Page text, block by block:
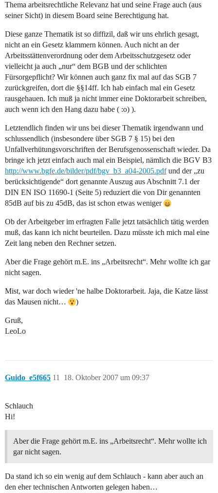
Thema arbeitsrechtliche Relevanz hat und seine Frage auch (aus
seiner Sicht) in diesem Board seine Berechtigung hat.
Diese ganze Thematik ist so diffizil, daß wir uns ehrlich gesagt,
nicht an ein Gesetz klammern können. Auch nicht an der
Arbeitsstättenverordnung oder dem Arbeitsschutzgesetz oder
vielleicht ja auch „nur“ dem BGB und der schlichten
Fürsorgepflicht? Wir können auch ganz fix mal auf das SGB 7
zurückgreifen, dort die §§14ff. Ich hab einfach mal ein Gesetz
rausgehauen. Ich muß ja nicht immer eine Doktorarbeit schreiben,
auch wenn ich den Hang dazu habe ( :o) ).
Letztendlich finden wir uns bei dieser Thematik irgendwann und
schlussendlich (insbesondere über SGB 7 § 15) bei den
Unfallverhütungsvorschriften der Berufsgenossenschaft wieder. Da
bringe ich jetzt einfach auch mal ein Beispiel, nämlich die BGV B3
http://www.bgfe.de/bilder/pdf/bgv_b3_a04-2005.pdfund der „zu
berücksichtigende“ dort genannte Auszug aus Abschnitt 7.1 der
DIN EN ISO 11690-1 (Seite 5) reduziert die von Dir genannten
85dB auf bis zu 45dB, das ist schon etwas weniger
Ob der Arbeitgeber im erfragten Falle jetzt tatsächlich tätig werden
muß, das kann ich nicht beurteilen. Dazu müsste ich mich mal eine
Zeit lang neben den Rechner setzen.
Aber die Frage gehört m.E. ins „Arbeitsrecht“. Mehr wollte ich gar
nicht sagen.
Mist, war doch wieder 'ne halbe Doktorarbeit. Jaja, die Katze lässt
das Mausen nicht…
)
Gruß,
LeoLo
Guido_e5f665 18. Oktober 2007 um 09:37
11
Schlauch
Hi!
Aber die Frage gehört m.E. ins „Arbeitsrecht“. Mehr wollte ich
gar nicht sagen.
Da stand ich so ein wenig auf dem Schlauch - kann aber auch an
den eher technischen Antworten gelegen haben…